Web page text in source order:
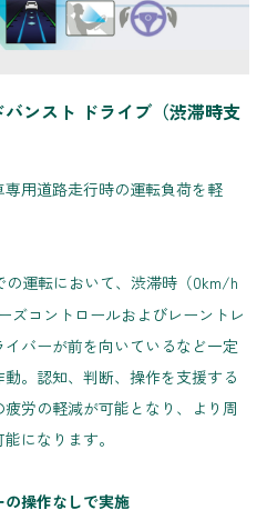
ンスト ドライブ（渋滞時支
用道路走行時の運転負荷を軽
の運転において、渋滞時（0km/h
ズコントロールおよびレーントレ
バーが前を向いているなど一定
。認知、判断、操作を支援する
労の軽減が可能となり、より周
になります。
操作なしで実施